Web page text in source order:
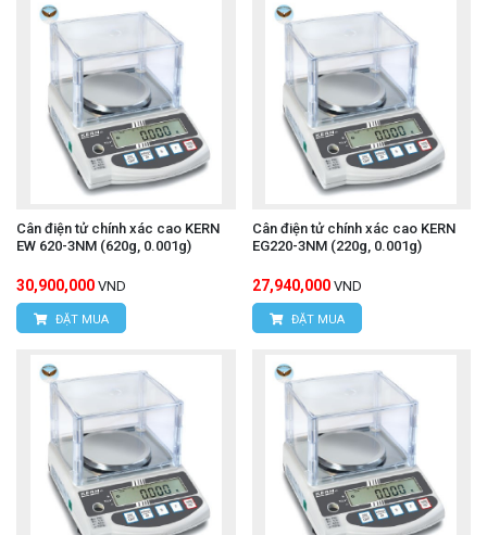
Cân điện tử chính xác cao KERN
EW 620-3NM (620g, 0.001g)
30,900,000 VND
ĐẶT MUA
Cân điện tử chính xác cao KERN
EG220-3NM (220g, 0.001g)
27,940,000 VND
ĐẶT MUA